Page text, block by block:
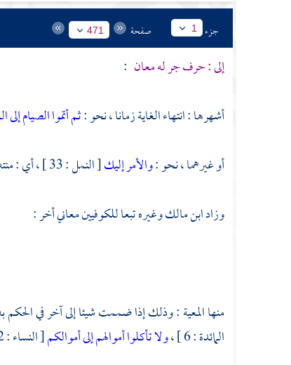
جزء 1 صفحة 471
إلى : حرف جر له معان :
أشهرها : انتهاء الغاية زمانا ، نحو :ثم أتموا الصيام إلى
أو غيرهما ، نحو :والأمر إليك[ النمل : 33 ] ، أي : منته إليك ، ولم يذكر لها الأكثرون غير هذا المعنى .
وزادابن مالكوغيره تبعا للكوفيين معاني أخر :
منها المعية : وذلك إذا ضممت شيئا إلى آخر في الحكم
المائدة : 6 ] ،
ولا تأكلوا أموالهم إلى أموالكم[ النساء : 2 ] .